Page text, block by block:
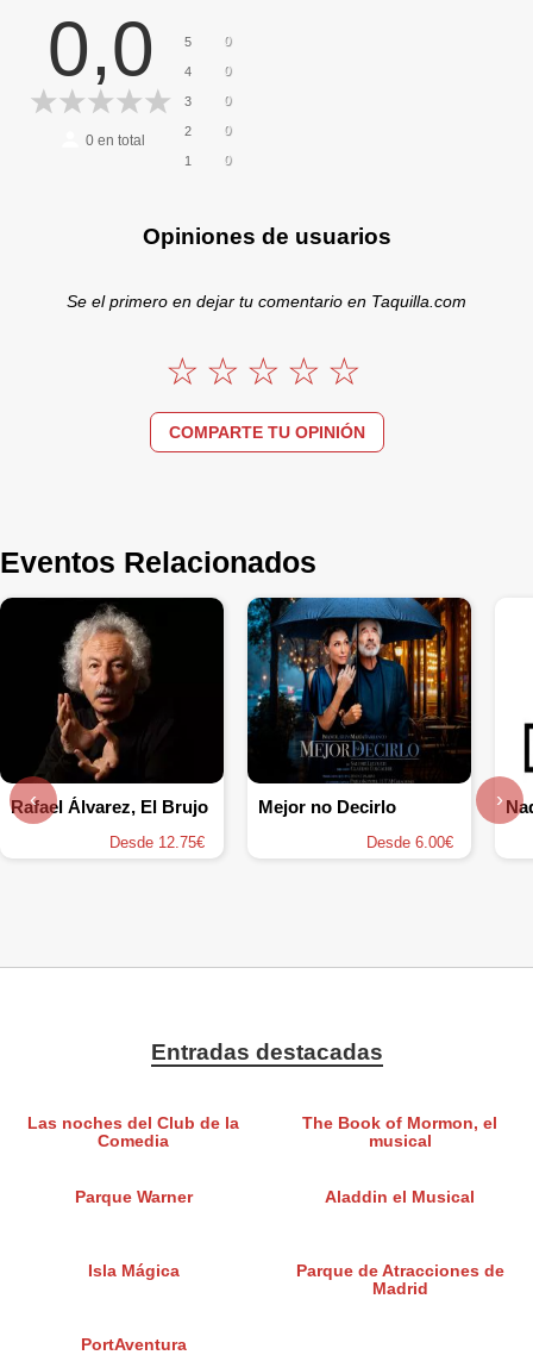
0,0
0en total
5 0
4 0
3 0
2 0
1 0
Opiniones de usuarios
Se el primero en dejar tu comentario en Taquilla.com
COMPARTE TU OPINIÓN
Eventos Relacionados
Rafael Álvarez, El Brujo
Desde 12.75€
Mejor no Decirlo
Desde 6.00€
‹ ›
Entradas destacadas
Las noches del Club de la
Comedia
The Book of Mormon, el
musical
Parque Warner Aladdin el Musical
Isla Mágica
Parque de Atracciones de
Madrid
PortAventura